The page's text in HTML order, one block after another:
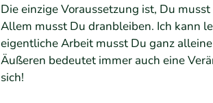
Die einzige Voraussetzung ist, Du
Allem musst Du dranbleiben. Ich kann
eigentliche Arbeit musst Du ganz
Äußeren bedeutet immer auch eine
sich!